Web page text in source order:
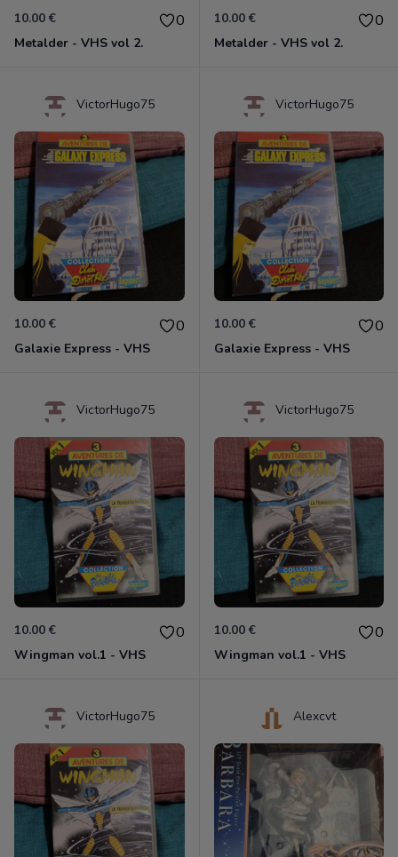
10.00 € 0
Metalder - VHS vol 2.
10.00 € 0
Metalder - VHS vol 2.
VictorHugo75
10.00 € 0
Galaxie Express - VHS
VictorHugo75
10.00 € 0
Galaxie Express - VHS
VictorHugo75
10.00 € 0
Wingman vol.1 - VHS
VictorHugo75
10.00 € 0
Wingman vol.1 - VHS
VictorHugo75 Alexcvt